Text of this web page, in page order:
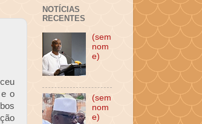
o
NOTÍCIAS
RECENTES
(sem
nom
e)
(sem
nom
e)